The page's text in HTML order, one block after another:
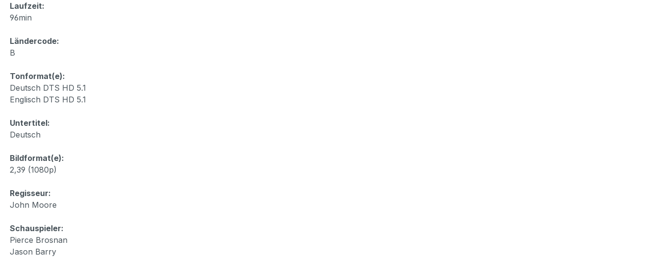
Laufzeit:
96min
Ländercode:
B
Tonformat(e):
Deutsch DTS HD 5.1
Englisch DTS HD 5.1
Untertitel:
Deutsch
Bildformat(e):
2,39 (1080p)
Regisseur:
John Moore
Schauspieler:
Pierce Brosnan
Jason Barry